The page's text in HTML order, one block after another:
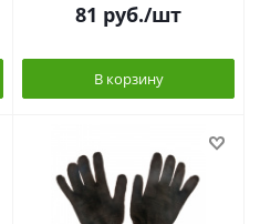
81 руб./шт
В корзину